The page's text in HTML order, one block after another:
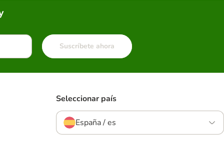
Suscríbete ahora
Seleccionar país
España / es